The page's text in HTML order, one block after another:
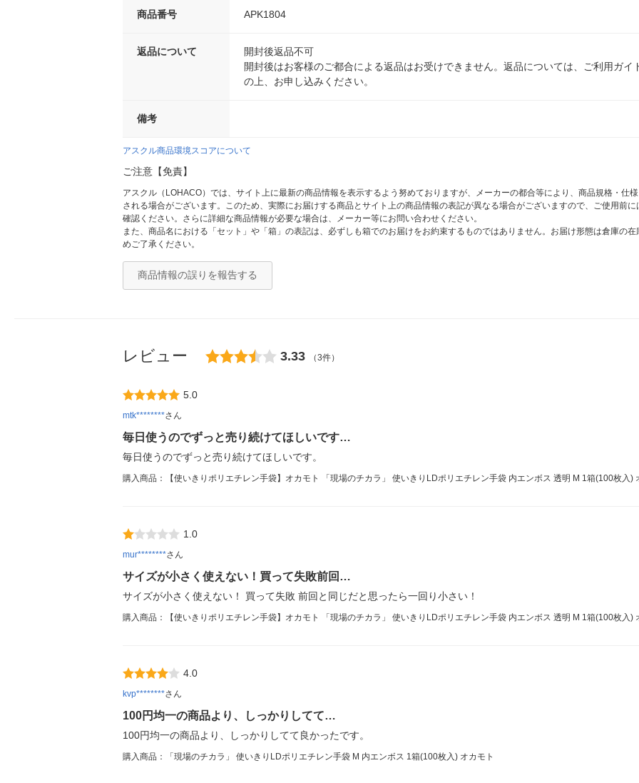
商品番号 APK1804
返品について
開封後返品不可
開封後はお客様のご都合による返品はお受けできません。返品については、ご利用ガ
の上、お申し込みください。
備考
アスクル商品環境スコアについて
ご注意【免責】
アスクル（LOHACO）では、サイト上に最新の商品情報を表示するよう努めておりますが、メーカーの都合等により、商品規格・仕
される場合がございます。このため、実際にお届けする商品とサイト上の商品情報の表記が異なる場合がございますので、ご使用前
確認ください。さらに詳細な商品情報が必要な場合は、メーカー等にお問い合わせください。
また、商品名における「セット」や「箱」の表記は、必ずしも箱でのお届けをお約束するものではありません。お届け形態は倉庫の
めご了承ください。
商品情報の誤りを報告する
レビュー 3.33 （3件）
5.0
mtk********さん
毎日使うのでずっと売り続けてほしいです…
毎日使うのでずっと売り続けてほしいです。
購入商品：【使いきりポリエチレン手袋】オカモト 「現場のチカラ」 使いきりLDポリエチレン手袋 内エンボス 透明 M 1箱(100枚入)
1.0
mur********さん
サイズが小さく使えない！買って失敗前回…
サイズが小さく使えない！ 買って失敗 前回と同じだと思ったら一回り小さい！
購入商品：【使いきりポリエチレン手袋】オカモト 「現場のチカラ」 使いきりLDポリエチレン手袋 内エンボス 透明 M 1箱(100枚入)
4.0
kvp********さん
100円均一の商品より、しっかりしてて…
100円均一の商品より、しっかりしてて良かったです。
購入商品：「現場のチカラ」 使いきりLDポリエチレン手袋 M 内エンボス 1箱(100枚入) オカモト